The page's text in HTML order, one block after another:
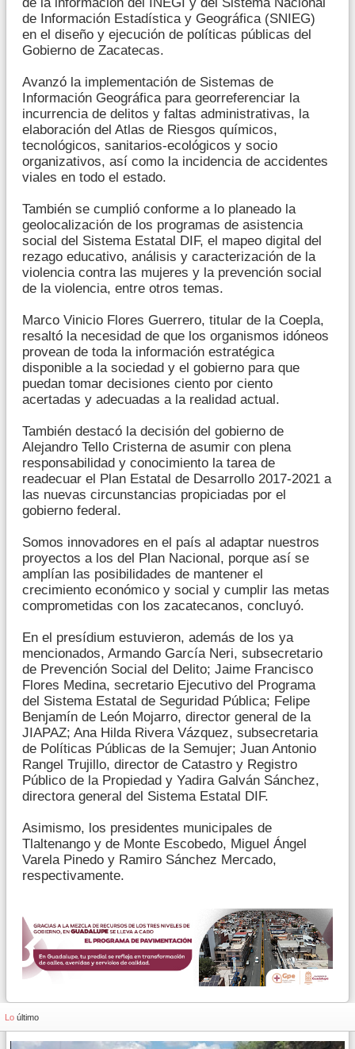
de Información Estadística y Geográfica (SNIEG)
en el diseño y ejecución de políticas públicas del
Gobierno de Zacatecas.
Avanzó la implementación de Sistemas de
Información Geográfica para georreferenciar la
incurrencia de delitos y faltas administrativas, la
elaboración del Atlas de Riesgos químicos,
tecnológicos, sanitarios-ecológicos y socio
organizativos, así como la incidencia de accidentes
viales en todo el estado.
También se cumplió conforme a lo planeado la
geolocalización de los programas de asistencia
social del Sistema Estatal DIF, el mapeo digital del
rezago educativo, análisis y caracterización de la
violencia contra las mujeres y la prevención social
de la violencia, entre otros temas.
Marco Vinicio Flores Guerrero, titular de la Coepla,
resaltó la necesidad de que los organismos idóneos
provean de toda la información estratégica
disponible a la sociedad y el gobierno para que
puedan tomar decisiones ciento por ciento
acertadas y adecuadas a la realidad actual.
También destacó la decisión del gobierno de
Alejandro Tello Cristerna de asumir con plena
responsabilidad y conocimiento la tarea de
readecuar el Plan Estatal de Desarrollo 2017-2021 a
las nuevas circunstancias propiciadas por el
gobierno federal.
Somos innovadores en el país al adaptar nuestros
proyectos a los del Plan Nacional, porque así se
amplían las posibilidades de mantener el
crecimiento económico y social y cumplir las metas
comprometidas con los zacatecanos, concluyó.
En el presídium estuvieron, además de los ya
mencionados, Armando García Neri, subsecretario
de Prevención Social del Delito; Jaime Francisco
Flores Medina, secretario Ejecutivo del Programa
del Sistema Estatal de Seguridad Pública; Felipe
Benjamín de León Mojarro, director general de la
JIAPAZ; Ana Hilda Rivera Vázquez, subsecretaria
de Políticas Públicas de la Semujer; Juan Antonio
Rangel Trujillo, director de Catastro y Registro
Público de la Propiedad y Yadira Galván Sánchez,
directora general del Sistema Estatal DIF.
Asimismo, los presidentes municipales de
Tlaltenango y de Monte Escobedo, Miguel Ángel
Varela Pinedo y Ramiro Sánchez Mercado,
respectivamente.
Lo último